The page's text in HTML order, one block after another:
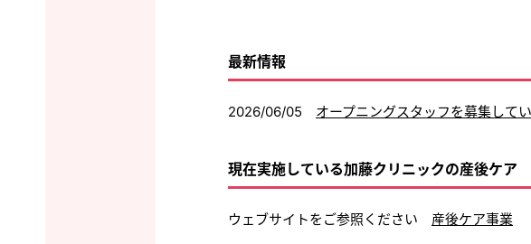
最新情報
2026/06/05 オープニングスタッフを募集して
現在実施している加藤クリニックの産後ケア
ウェブサイトをご参照ください 産後ケア事業